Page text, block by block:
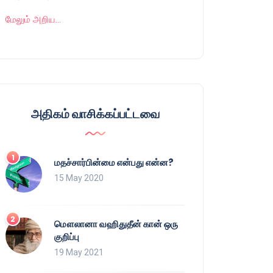
மேலும் அறிய…
அதிகம் வாசிக்கப்பட்டவை
மதச்சார்பின்மை என்பது என்ன?
15 May 2020
மௌலானா வஹிதுதீன் கான் ஒரு
குறிப்பு
19 May 2021